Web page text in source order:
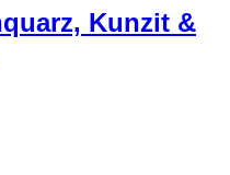
Kunzit &